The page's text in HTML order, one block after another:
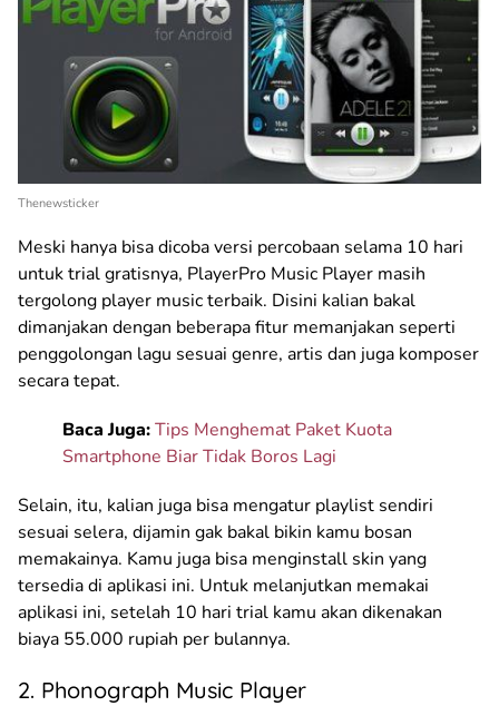
Thenewsticker
Meski hanya bisa dicoba versi percobaan selama 10 hari
untuk trial gratisnya, PlayerPro Music Player masih
tergolong player music terbaik. Disini kalian bakal
dimanjakan dengan beberapa fitur memanjakan seperti
penggolongan lagu sesuai genre, artis dan juga komposer
secara tepat.
Baca Juga:Tips Menghemat Paket Kuota
Smartphone Biar Tidak Boros Lagi
Selain, itu, kalian juga bisa mengatur playlist sendiri
sesuai selera, dijamin gak bakal bikin kamu bosan
memakainya. Kamu juga bisa menginstall skin yang
tersedia di aplikasi ini. Untuk melanjutkan memakai
aplikasi ini, setelah 10 hari trial kamu akan dikenakan
biaya 55.000 rupiah per bulannya.
2. Phonograph Music Player